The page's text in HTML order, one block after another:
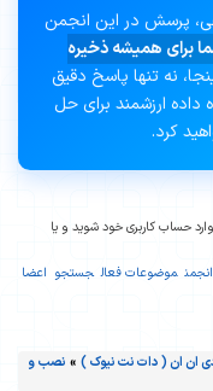
پرسش در این انجمن
برای همیشه ذخیره
نه تنها پاسخ دقیق
داده ارزشمند برای حل
کرد.
حساب کاربری خود شوید و یا
انجمن موضوعات فعال جستجو اعضا
ان ان ( دات نت نیوک ) » نصب و